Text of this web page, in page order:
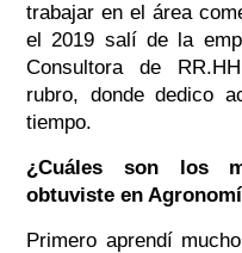
trabajar en el área
el 2019 salí de la
Consultora de
rubro, donde dedico
tiempo.
¿Cuáles son los
obtuviste en
Primero aprendí